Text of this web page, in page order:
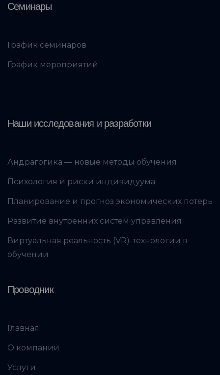
Семинары
График семинаров
График мероприятий
Наши исследования и разработки
Андрагогика — новые методы обучения
Психология и риски индивидуума
Планирование и прогноз экономических потерь
Развитие внутренних систем управления
Виртуальная реальность (VR)-технологии в
обучении
Проводник
Главная
О компании
Услуги